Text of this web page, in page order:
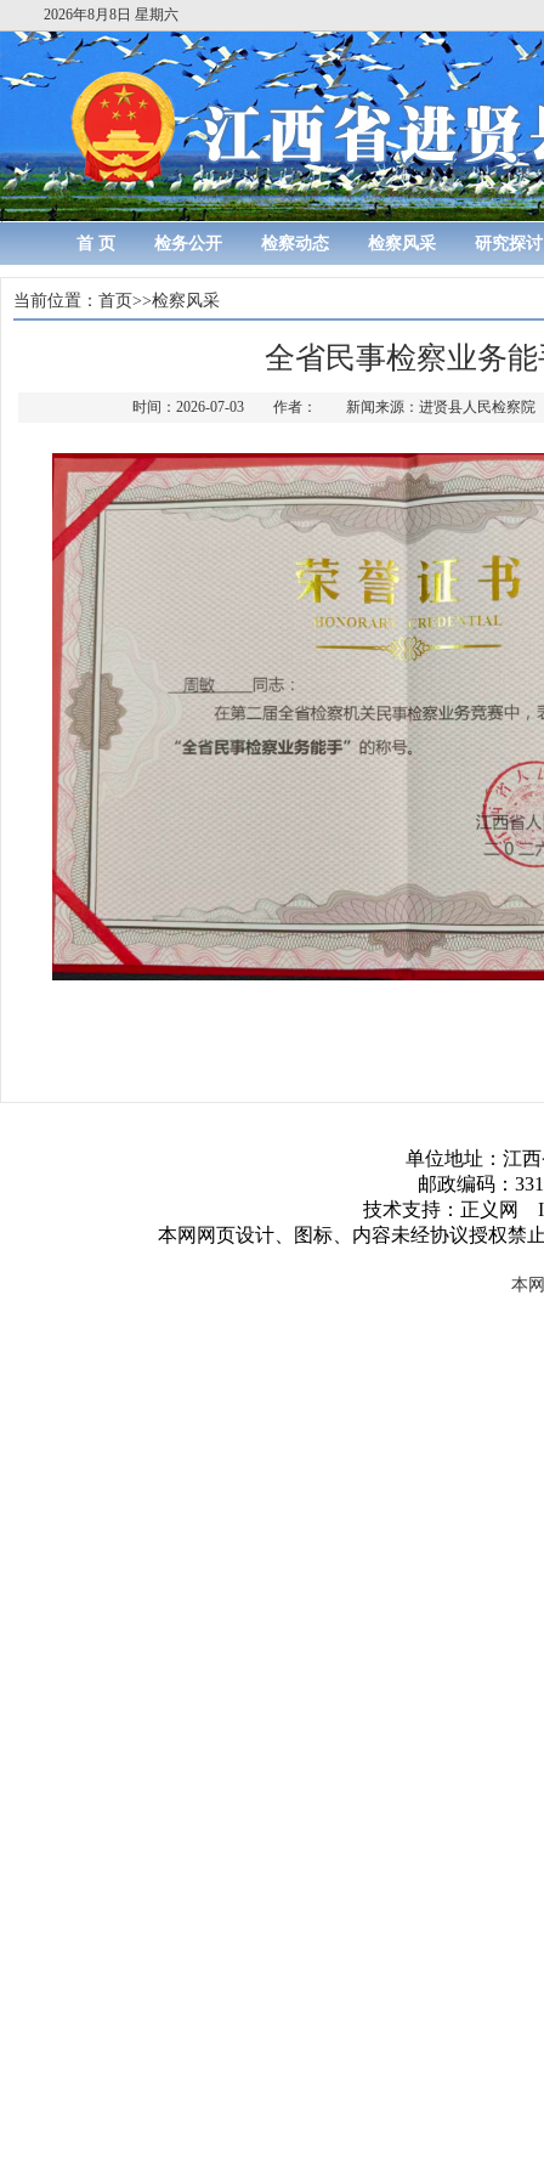
2026年8月8日 星期六
首 页 检务公开 检察动态 检察风采 研究探讨
当前位置： 首页>>检察风采
全省民事检察业务
时间：2026-07-03 作者： 新闻来源：进贤县人民检察
单位地址：江
邮政编码：
技术支持：正义网
本网网页设计、图标、内容未经协议授权禁
本